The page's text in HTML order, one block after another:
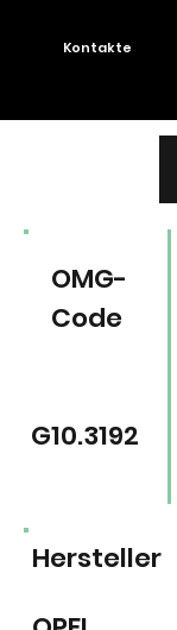
Kontakte
OMG-
Code
G10.3192
Hersteller